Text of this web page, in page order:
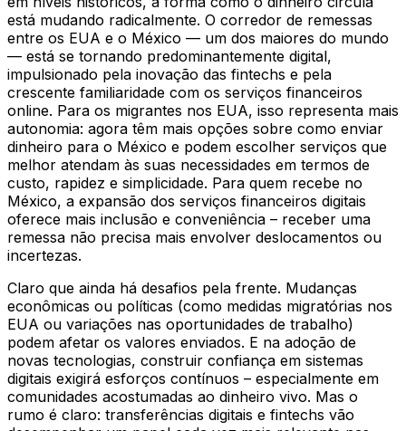
está mudando radicalmente. O corredor de remessas
entre os EUA e o México — um dos maiores do mundo
— está se tornando predominantemente digital,
impulsionado pela inovação das fintechs e pela
crescente familiaridade com os serviços financeiros
online. Para os migrantes nos EUA, isso representa mais
autonomia: agora têm mais opções sobre como enviar
dinheiro para o México e podem escolher serviços que
melhor atendam às suas necessidades em termos de
custo, rapidez e simplicidade. Para quem recebe no
México, a expansão dos serviços financeiros digitais
oferece mais inclusão e conveniência – receber uma
remessa não precisa mais envolver deslocamentos ou
incertezas.
Claro que ainda há desafios pela frente. Mudanças
econômicas ou políticas (como medidas migratórias nos
EUA ou variações nas oportunidades de trabalho)
podem afetar os valores enviados. E na adoção de
novas tecnologias, construir confiança em sistemas
digitais exigirá esforços contínuos – especialmente em
comunidades acostumadas ao dinheiro vivo. Mas o
rumo é claro: transferências digitais e fintechs vão